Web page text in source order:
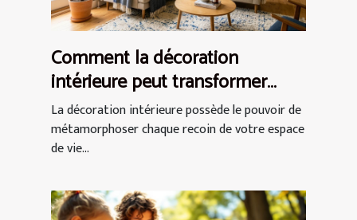
Comment la décoration
intérieure peut transformer
votre espace de vie ?
La décoration intérieure possède le pouvoir de
métamorphoser chaque recoin de votre espace
de vie...